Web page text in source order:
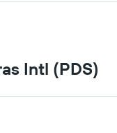
Intl (PDS)